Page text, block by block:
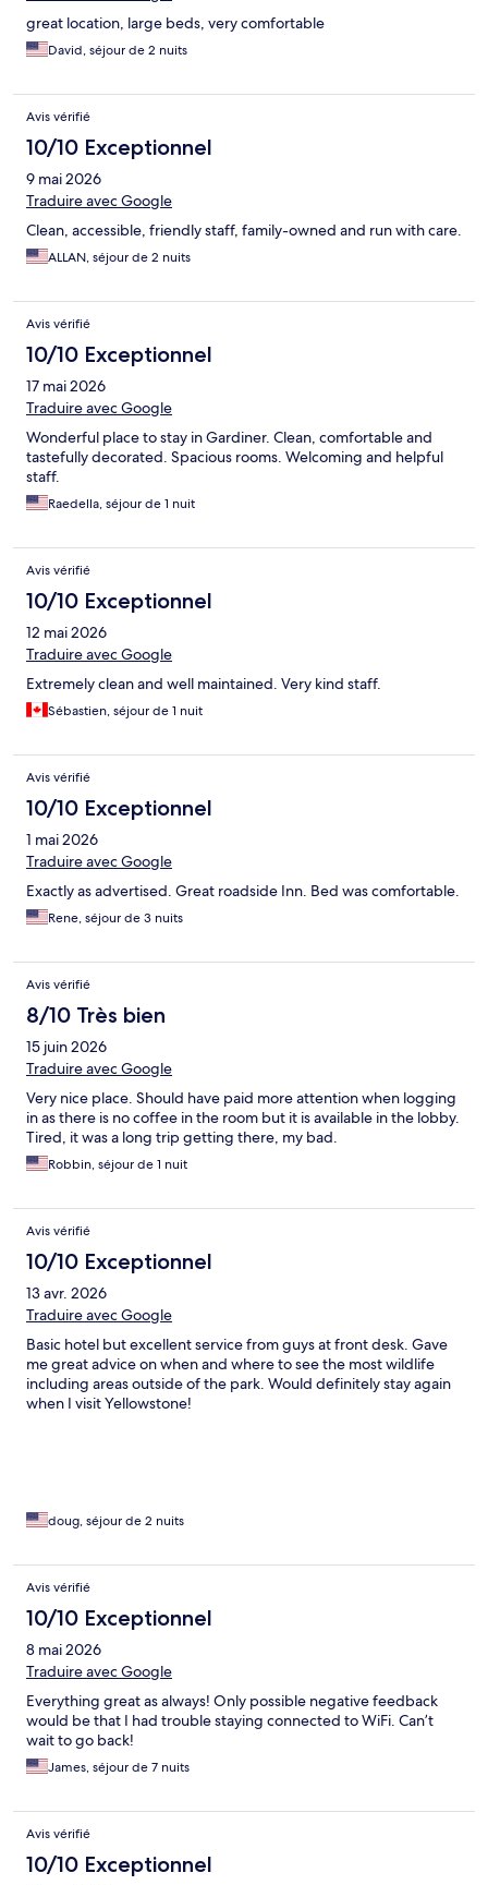
great location, large beds, very comfortable
David, séjour de 2 nuits
Avis vérifié
10/10 Exceptionnel
9 mai 2026
Traduire avec Google
Clean, accessible, friendly staff, family-owned and run with care.
ALLAN, séjour de 2 nuits
Avis vérifié
10/10 Exceptionnel
17 mai 2026
Traduire avec Google
Wonderful place to stay in Gardiner. Clean, comfortable and
tastefully decorated. Spacious rooms. Welcoming and helpful
staff.
Raedella, séjour de 1 nuit
Avis vérifié
10/10 Exceptionnel
12 mai 2026
Traduire avec Google
Extremely clean and well maintained. Very kind staff.
Sébastien, séjour de 1 nuit
Avis vérifié
10/10 Exceptionnel
1 mai 2026
Traduire avec Google
Exactly as advertised. Great roadside Inn. Bed was comfortable.
Rene, séjour de 3 nuits
Avis vérifié
8/10 Très bien
15 juin 2026
Traduire avec Google
Very nice place. Should have paid more attention when logging
in as there is no coffee in the room but it is available in the lobby.
Tired, it was a long trip getting there, my bad.
Robbin, séjour de 1 nuit
Avis vérifié
10/10 Exceptionnel
13 avr. 2026
Traduire avec Google
Basic hotel but excellent service from guys at front desk. Gave
me great advice on when and where to see the most wildlife
including areas outside of the park. Would definitely stay again
when I visit Yellowstone!
doug, séjour de 2 nuits
Avis vérifié
10/10 Exceptionnel
8 mai 2026
Traduire avec Google
Everything great as always! Only possible negative feedback
would be that I had trouble staying connected to WiFi. Can’t
wait to go back!
James, séjour de 7 nuits
Avis vérifié
10/10 Exceptionnel